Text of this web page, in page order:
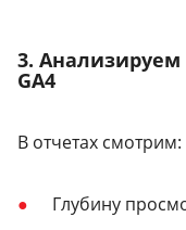
3.
GA4
В отчетах смотрим:
Глубину